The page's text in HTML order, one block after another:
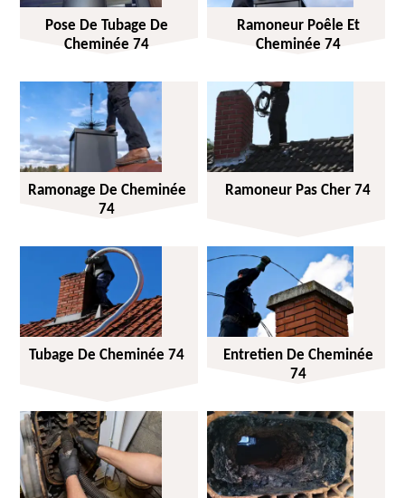
Pose De Tubage De
Cheminée 74
Ramoneur Poêle Et
Cheminée 74
Ramonage De Cheminée
74
Ramoneur Pas Cher 74
Tubage De Cheminée 74
Entretien De Cheminée
74